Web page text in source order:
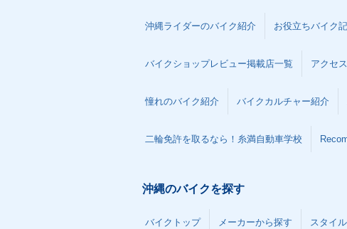
沖縄ライダーのバイク紹介 お役立ちバイク
バイクショップレビュー掲載店一覧 アクセ
憧れのバイク紹介 バイクカルチャー紹介
二輪免許を取るなら！糸満自動車学校
沖縄のバイクを探す
バイクトップ メーカーから探す スタイ